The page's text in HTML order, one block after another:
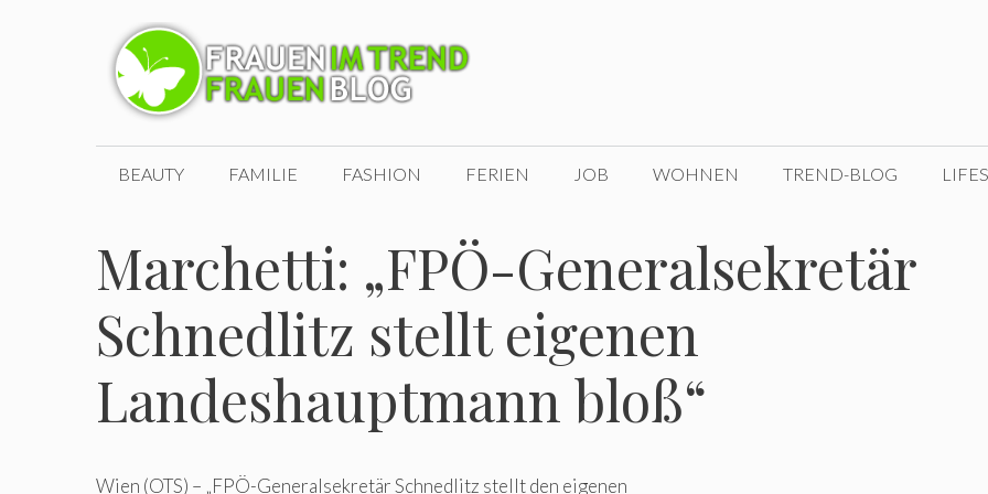
BEAUTY FAMILIE FASHION FERIEN JOB WOHNEN TREND-BLOG
Marchetti: „FPÖ-Generalsekretär
Schnedlitz stellt eigenen
Landeshauptmann bloß“
Wien (OTS) – „FPÖ-Generalsekretär Schnedlitz stellt den eigenen